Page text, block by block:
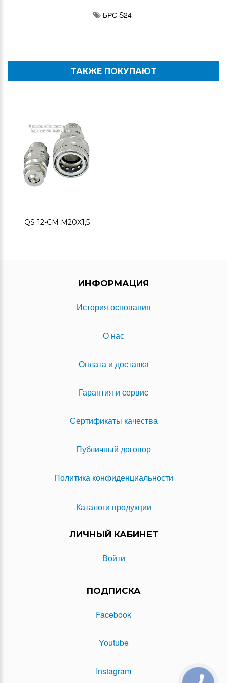
БРС S24
ТАКЖЕ ПОКУПАЮТ
QS 12-CM M20X1,5
ИНФОРМАЦИЯ
История основания
О нас
Оплата и доставка
Гарантия и сервис
Сертификаты качества
Публичный договор
Политика конфиденциальности
Каталоги продукции
ЛИЧНЫЙ КАБИНЕТ
Войти
ПОДПИСКА
Facebook
Youtube
Instagram